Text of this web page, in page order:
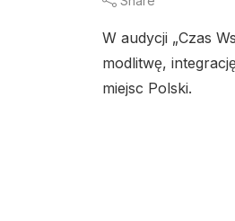
W audycji „Czas
modlitwę,
miejsc Polski.